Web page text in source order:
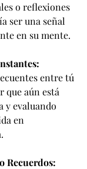
o reflexiones
ser una señal
en su mente.
entre tú
que aún está
y evaluando
en
Recuerdos: